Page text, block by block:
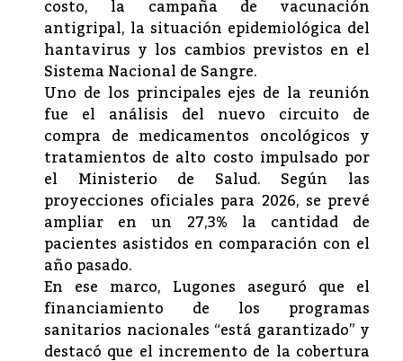
costo, la campaña de vacunación
antigripal, la situación epidemiológica del
hantavirus y los cambios previstos en el
Sistema Nacional de Sangre.
Uno de los principales ejes de la reunión
fue el análisis del nuevo circuito de
compra de medicamentos oncológicos y
tratamientos de alto costo impulsado por
el Ministerio de Salud. Según las
proyecciones oficiales para 2026, se prevé
ampliar en un 27,3% la cantidad de
pacientes asistidos en comparación con el
año pasado.
En ese marco, Lugones aseguró que el
financiamiento de los programas
sanitarios nacionales “está garantizado” y
destacó que el incremento de la cobertura